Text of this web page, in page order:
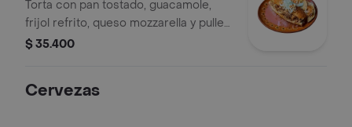
Torta con pan tostado, guacamole,
frijol refrito, queso mozzarella y pulled
pork.
$ 35.400
Cervezas